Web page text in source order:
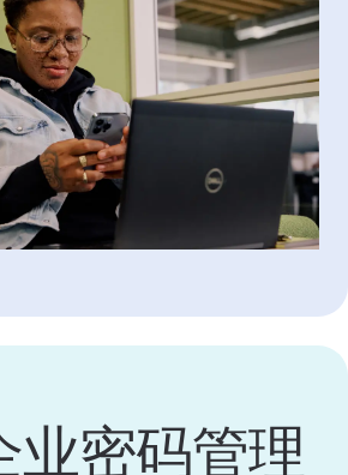
业密码管理